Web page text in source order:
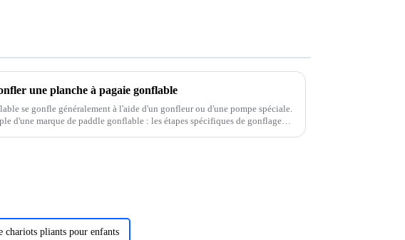
une planche à pagaie gonflable
se gonfle généralement à l'aide d'un gonfleur ou d'une pompe spéciale.
d'une marque de paddle gonflable : les étapes spécifiques de gonflage
chariots pliants pour enfants